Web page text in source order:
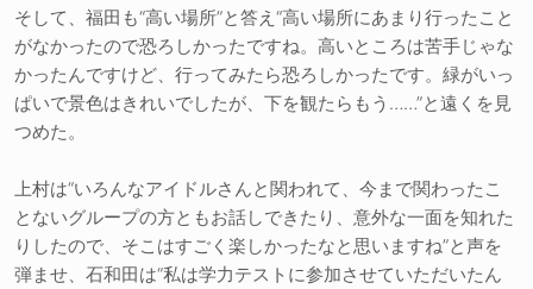
そして、福田も“高い場所”と答え“高い場所にあまり行ったこと
がなかったので恐ろしかったですね。高いところは苦手じゃな
かったんですけど、行ってみたら恐ろしかったです。緑がいっ
ぱいで景色はきれいでしたが、下を観たらもう……”と遠くを見
つめた。
上村は“いろんなアイドルさんと関われて、今まで関わったこ
とないグループの方ともお話しできたり、意外な一面を知れた
りしたので、そこはすごく楽しかったなと思いますね”と声を
弾ませ、石和田は“私は学力テストに参加させていただいたん